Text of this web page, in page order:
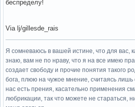
беспределу!
Via lj/gillesde_rais
Я сомневаюсь в вашей истине, что для вас,
знаю, вам не по нраву, что я на все имею
создает свободу и прочие понятия такого
бога, плюю на чужое мнение, считаясь лишь
нас есть прения, касательно применения
любрикации, так что можете не стараться,